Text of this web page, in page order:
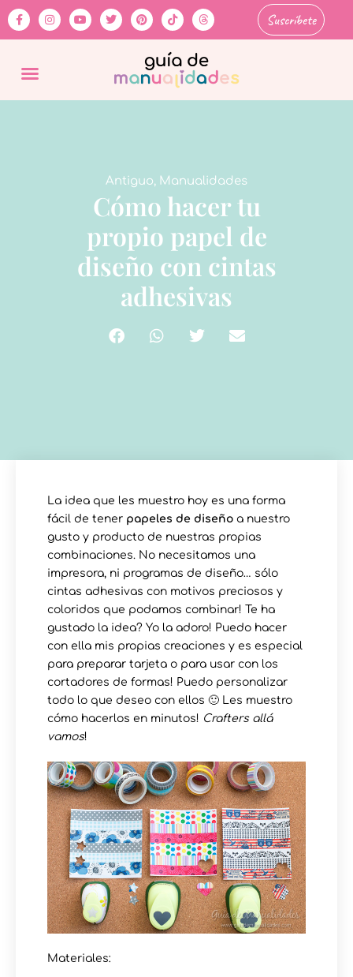
Suscríbete
Antiguo, Manualidades
Cómo hacer tu
propio papel de
diseño con cintas
adhesivas
La idea que les muestro hoy es una forma
fácil de tener papeles de diseño a nuestro
gusto y producto de nuestras propias
combinaciones. No necesitamos una
impresora, ni programas de diseño… sólo
cintas adhesivas con motivos preciosos y
coloridos que podamos combinar! Te ha
gustado la idea? Yo la adoro! Puedo hacer
con ella mis propias creaciones y es especial
para preparar tarjeta o para usar con los
cortadores de formas! Puedo personalizar
todo lo que deseo con ellos 🙂 Les muestro
cómo hacerlos en minutos! Crafters allá
vamos!
Materiales: